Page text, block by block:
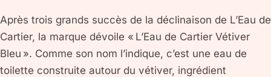
Après trois grands succès de la déclinaison de L’Eau de
Cartier, la marque dévoile « L’Eau de Cartier Vétiver
Bleu ». Comme son nom l’indique, c’est une eau de
toilette construite autour du vétiver, ingrédient